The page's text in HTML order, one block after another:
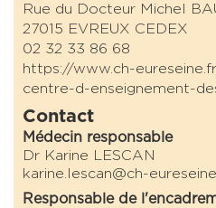
Rue du Docteur Michel
27015 EVREUX CEDEX
02 32 33 86 68
https://www.ch-
centre-d-enseignement-
Contact
Médecin responsable
Dr Karine LESCAN
karine.lescan@ch-
Responsable de